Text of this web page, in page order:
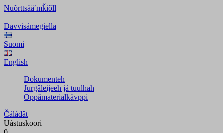
Nuõrttsääʹmǩiõll
Davvisámegiella
Suomi
English
Dokumenteh
Jurgâleijeeh já tuulhah
Oppâmaterialkävppi
Čáládât
Uástuskoori